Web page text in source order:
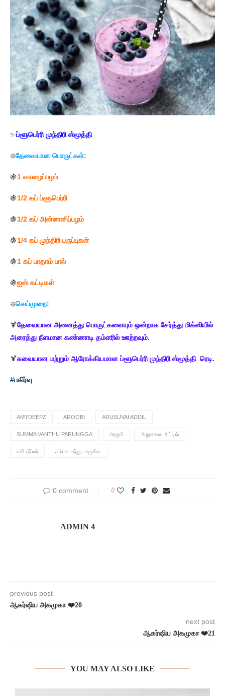
✨ப்ளூபெர்ரி முந்திரி ஸ்மூத்தி
❇️தேவையான பொருட்கள்:
🍇1 வாழைப்பழம்
🍇1/2 கப் ப்ளூபெர்ரி
🍇1/2 கப் அன்னாசிப்பழம்
🍇1/4 கப் முந்திரி பருப்புகள்
🍇1 கப் பாதாம் பால்
🍇ஐஸ் கட்டிகள்
❇️செய்முறை:
🍹தேவையான அனைத்து பொருட்களையும் ஒன்றாக சேர்த்து மிக்ஸியில்
அரைத்து நீளமான கண்ணாடி தம்ளரில் ஊற்றவும்.
🍹சுவையான மற்றும் ஆரோக்கியமான ப்ளூபெர்ரி முந்திரி ஸ்மூத்தி ரெடி.
#பகிர்வு
AMYDEEPZ AROOBI ARUSUVAI ADDIL
SUMMA VANTHU PARUNGGA அரூபி அறுசுவை அட்டில்
எமி தீப்ஸ் சும்மா வந்து பாருங்க
0 comment 0
ADMIN 4
previous post
ஆகர்ஷிய அகமுகா ❤️20
next post
ஆகர்ஷிய அகமுகா ❤️21
YOU MAY ALSO LIKE